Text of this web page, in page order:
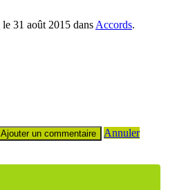
le 31 août 2015 dans Accords.
Annuler